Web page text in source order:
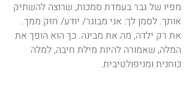
מפיו של גבר בעמדת סמכות, שרוצה להשתיק
אותך. לסמן לך: אני מבוגר/ יודע/ חזק ממך.
את רק ילדה, מה את מבינה. כך הוא הופך את
המלה, שאמורה להיות מילת חיבה, למלה
כוחנית ומניפולטיבית.